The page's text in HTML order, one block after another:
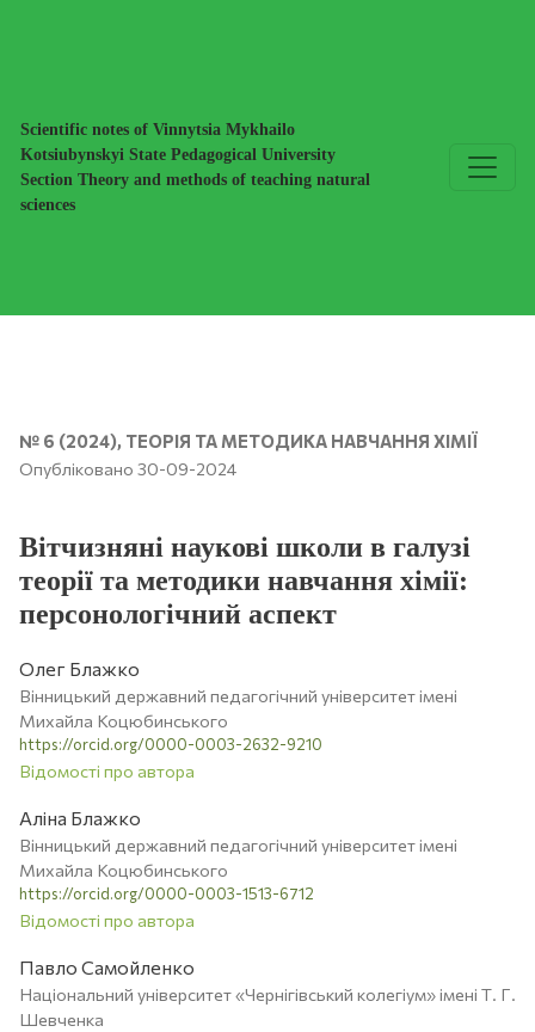
Scientific notes of Vinnytsia Mykhailo
Kotsiubynskyi State Pedagogical University
Section Theory and methods of teaching natural
sciences
№ 6 (2024), ТЕОРІЯ ТА МЕТОДИКА НАВЧАННЯ ХІМІЇ
Вітчизняні наукові школи в галузі
теорії та методики навчання хімії:
персонологічний аспект
Опубліковано 30-09-2024
Олег Блажко
Вінницький державний педагогічний університет імені
Михайла Коцюбинського
https://orcid.org/0000-0003-2632-9210
Відомості про автора
Аліна Блажко
Вінницький державний педагогічний університет імені
Михайла Коцюбинського
https://orcid.org/0000-0003-1513-6712
Відомості про автора
Павло Самойленко
Національний університет «Чернігівський колегіум» імені Т. Г.
Шевченка